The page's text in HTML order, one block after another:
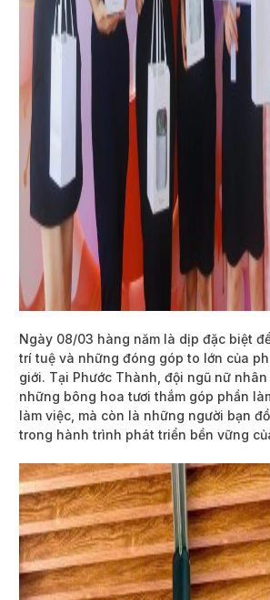
Ngày 08/03 hàng năm là dịp đặc biệt
trí tuệ và những đóng góp to lớn của
giới. Tại Phước Thành, đội ngũ nữ
những bông hoa tươi thắm góp phần
làm việc, mà còn là những người bạn
trong hành trình phát triển bền vững